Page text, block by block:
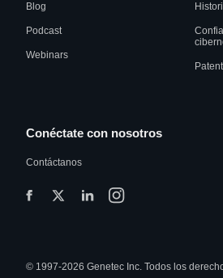
Blog
Podcast
Webinars
Conéctate con nosotros
Contáctanos
© 1997-2026 Genetec Inc. Todos los